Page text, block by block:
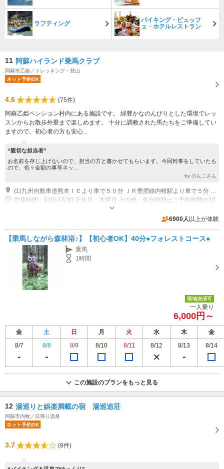
ラフティング
バイキング・ビュッフ
ェ・ホテルレストラン
11 阿蘇ハイランド乗馬クラブ
阿蘇市乙姫／トレッキング・登山
ネット予約OK
4.6
(75件)
阿蘇乙姫ペンション村内にある施設です。 緑豊かなのんびりとした環境でレッ
スンからお散歩外乗まで楽しめます。 十分に調教された馬たちをご準備してい
ますので、初心者の方も安心...
“親切な担当者”
お名前を存じ上げないので、担当の方と書かせてもらいます。今回幹事をしていたも
ので、色々金額の事等ネッ...
by のんこさん
営業時間：9:00-16:30 定休日：木曜日 その他：集合時間はご予約時間の10
6900人 以上が体験
【乗馬しながら森林浴♪】【初心者OK】40分●フォレストコース●
乗馬
1時間
現地決済可
一人乗り
6,000円～
金 土 日 月 火 水 木
金
8/7
8/8 8/9 8/10 8/11 8/12 8/13 8/14
この施設のプランをもっと見る
12 湯巡りと娯楽満載の宿 湯巡追荘
阿蘇市内牧／日帰り温泉
ネット予約OK
3.7 (8件)